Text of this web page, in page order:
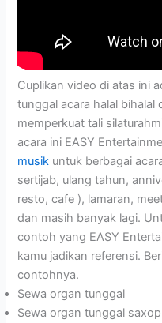
Cuplikan video di atas ini
tunggal acara halal bihalal
memperkuat tali
acara ini EASY
musik untuk berbagai
sertijab, ulang tahun,
resto, cafe ), lamaran,
dan masih banyak lagi.
contoh yang EASY
kamu jadikan referensi.
contohnya.
Sewa organ tunggal
Sewa organ tunggal